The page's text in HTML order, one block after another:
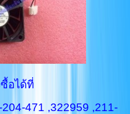
อได้ที่
204-471 ,322959 ,211-